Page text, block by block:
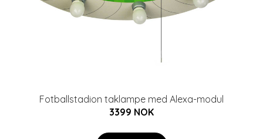
Fotballstadion taklampe med Alexa-modul
3399 NOK